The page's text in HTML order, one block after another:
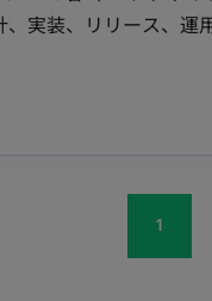
、実装、リリース、
ルなプロセスで進行
アは1チームに2-3名
Cloud Trace ・分
1